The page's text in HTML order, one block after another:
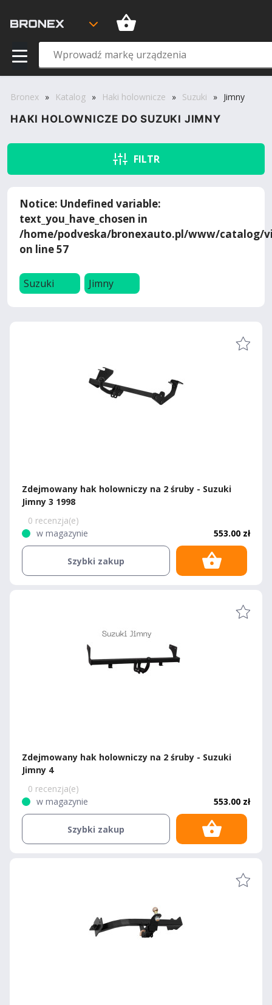
Bronex » Katalog » Haki holownicze » Suzuki » Jimny
HAKI HOLOWNICZE DO SUZUKI JIMNY
FILTR
Notice: Undefined variable:
text_you_have_chosen in
/home/podveska/bronexauto.pl/www/catalog/
on line57
Suzuki Jimny
Zdejmowany hak holowniczy na 2 śruby - Suzuki
Jimny 3 1998
0 recenzja(e)
w magazynie
553.00 zł
Szybki zakup
Zdejmowany hak holowniczy na 2 śruby - Suzuki
Jimny 4
0 recenzja(e)
w magazynie
553.00 zł
Szybki zakup